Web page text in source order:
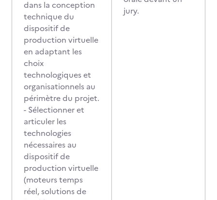
dans la conception
technique du
dispositif de
production virtuelle
en adaptant les
choix
technologiques et
organisationnels au
périmètre du projet.
- Sélectionner et
articuler les
technologies
nécessaires au
dispositif de
production virtuelle
(moteurs temps
réel, solutions de
jury.